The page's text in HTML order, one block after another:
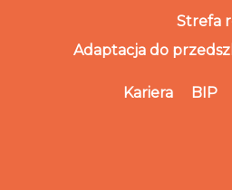
Strefa
Adaptacja do
Kariera BIP